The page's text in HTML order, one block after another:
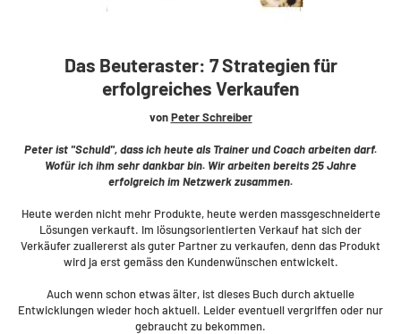
Das Beuteraster: 7 Strategien für
erfolgreiches Verkaufen
vonPeter Schreiber
Peter ist "Schuld", dass ich heute als Trainer und Coach arbeiten darf.
Wofür ich ihm sehr dankbar bin. Wir arbeiten bereits 25 Jahre
erfolgreich im Netzwerk zusammen.
Heute werden nicht mehr Produkte, heute werden massgeschneiderte
Lösungen verkauft. Im lösungsorientierten Verkauf hat sich der
Verkäufer zuallererst als guter Partner zu verkaufen, denn das Produkt
wird ja erst gemäss den Kundenwünschen entwickelt.
Auch wenn schon etwas älter, ist dieses Buch durch aktuelle
Entwicklungen wieder hoch aktuell. Leider eventuell vergriffen oder nur
gebraucht zu bekommen.